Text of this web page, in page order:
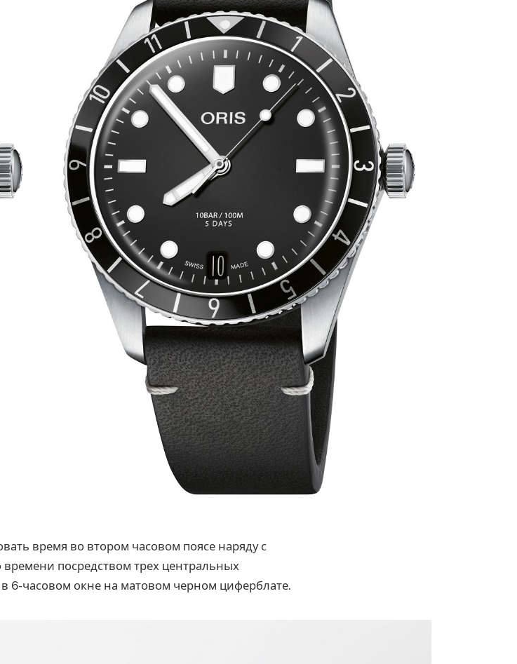
время во втором часовом поясе наряду с
посредством трех центральных
в 6-часовом окне на матовом черном циферблате.